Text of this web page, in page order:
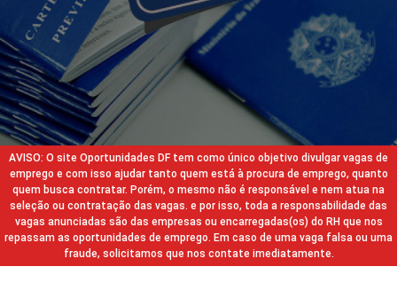
AVISO: O site Oportunidades DF tem como único objetivo divulgar vagas de
emprego e com isso ajudar tanto quem está à procura de emprego, quanto
quem busca contratar. Porém, o mesmo não é responsável e nem atua na
seleção ou contratação das vagas. e por isso, toda a responsabilidade das
vagas anunciadas são das empresas ou encarregadas(os) do RH que nos
repassam as oportunidades de emprego. Em caso de uma vaga falsa ou uma
fraude, solicitamos que nos contate imediatamente.